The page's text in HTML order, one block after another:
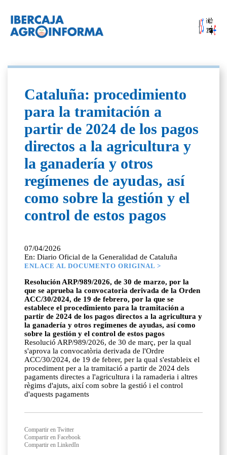
Cataluña: procedimiento
para la tramitación a
partir de 2024 de los pagos
directos a la agricultura y
la ganadería y otros
regímenes de ayudas, así
como sobre la gestión y el
control de estos pagos
07/04/2026
En: Diario Oficial de la Generalidad de Cataluña
ENLACE AL DOCUMENTO ORIGINAL >
Resolución ARP/989/2026, de 30 de marzo, por la
que se aprueba la convocatoria derivada de la Orden
ACC/30/2024, de 19 de febrero, por la que se
establece el procedimiento para la tramitación a
partir de 2024 de los pagos directos a la agricultura y
la ganadería y otros regímenes de ayudas, así como
sobre la gestión y el control de estos pagos
Resolució ARP/989/2026, de 30 de març, per la qual
s'aprova la convocatòria derivada de l'Ordre
ACC/30/2024, de 19 de febrer, per la qual s'estableix el
procediment per a la tramitació a partir de 2024 dels
pagaments directes a l'agricultura i la ramaderia i altres
règims d'ajuts, així com sobre la gestió i el control
d'aquests pagaments
Compartir en Twitter
Compartir en Facebook
Compartir en LinkedIn